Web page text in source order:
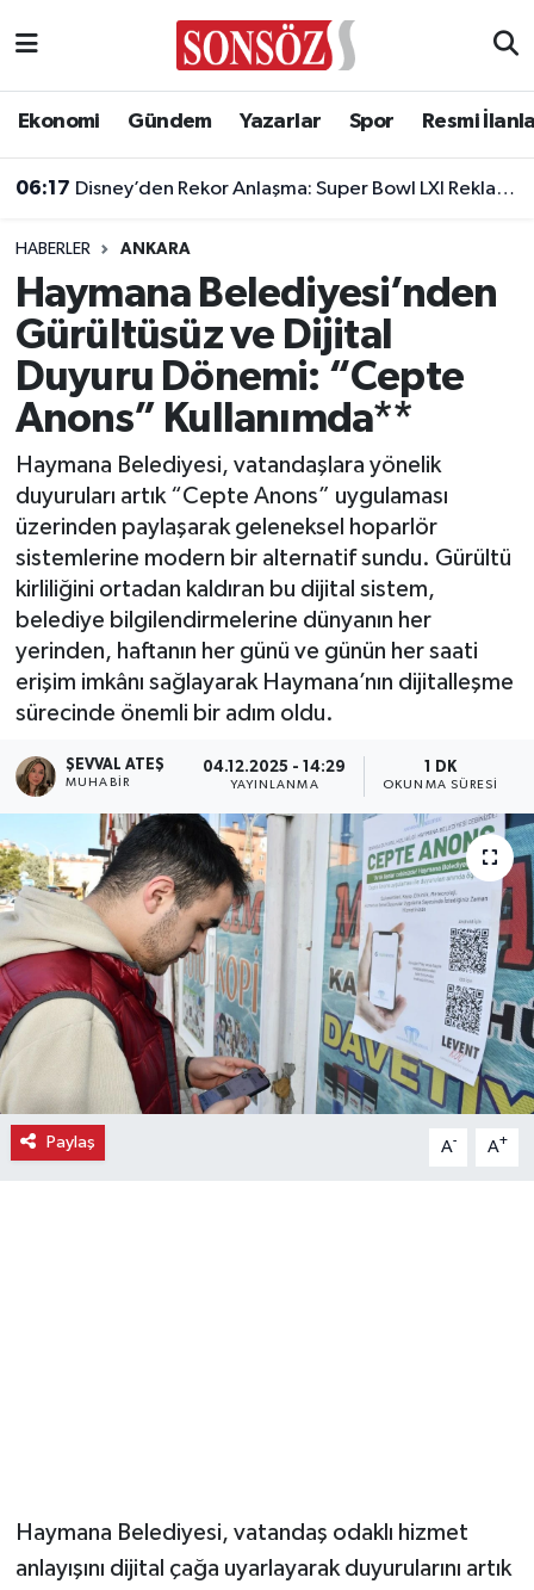
Ekonomi Gündem Yazarlar Spor Resmi
06:17 Disney’den Rekor Anlaşma: Super Bowl LXI Reklam Rekortmeni Oldu!
HABERLER ANKARA
Haymana Belediyesi’nden
Gürültüsüz ve Dijital
Duyuru Dönemi: “Cepte
Anons” Kullanımda**
Haymana Belediyesi, vatandaşlara yönelik
duyuruları artık “Cepte Anons” uygulaması
üzerinden paylaşarak geleneksel hoparlör
sistemlerine modern bir alternatif sundu. Gürültü
kirliliğini ortadan kaldıran bu dijital sistem,
belediye bilgilendirmelerine dünyanın her
yerinden, haftanın her günü ve günün her saati
erişim imkânı sağlayarak Haymana’nın dijitalleşme
sürecinde önemli bir adım oldu.
ŞEVVAL ATEŞ
MUHABIR
04.12.2025 - 14:29
YAYINLANMA
1 DK
OKUNMA SÜRESI
Paylaş A- A+
Haymana Belediyesi, vatandaş odaklı hizmet
anlayışını dijital çağa uyarlayarak duyurularını artık
Asayiş
Çevre
Diğer
Dünya
Eğitim
Ekonomi
Eleman
Gündem
Gurme
Haber
İlçe Haberleri
Keşfet
Kültür & Sanat
Magazin
Ankara Nöbetçi Eczaneler
Ankara Trafik Yoğunluk Haritası
Süper Lig Puan Durumu ve Fikstür
Tüm Manşetler
Son Dakika Haberleri
Haber Arşivi